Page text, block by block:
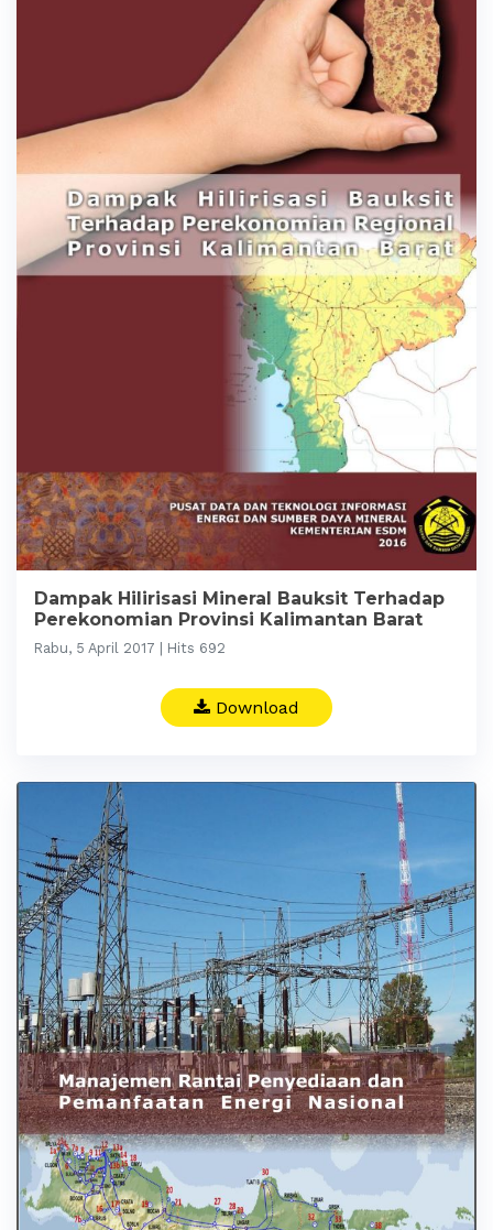
Dampak Hilirisasi Mineral Bauksit Terhadap
Perekonomian Provinsi Kalimantan Barat
Rabu, 5 April 2017 | Hits 692
Download